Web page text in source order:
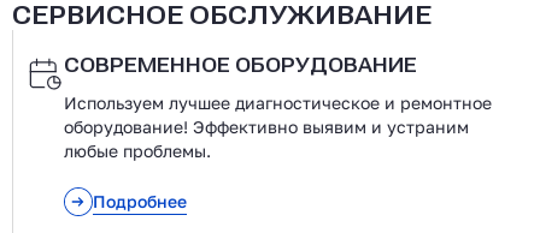
СЕРВИСНОЕ ОБСЛУЖИВАНИЕ
СОВРЕМЕННОЕ ОБОРУДОВАНИЕ
Используем лучшее диагностическое и ремонтное
оборудование! Эффективно выявим и устраним
любые проблемы.
Подробнее